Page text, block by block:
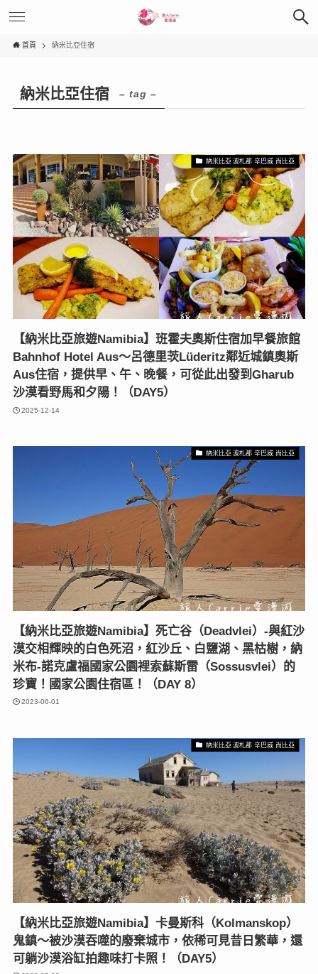
首頁 納米比亞住宿
納米比亞住宿 – tag –
納米比亞 波札那 辛巴威 尚比亞
【納米比亞旅遊Namibia】班霍夫奧斯住宿加早餐旅館
Bahnhof Hotel Aus～呂德里茨Lüderitz鄰近城鎮奧斯
Aus住宿，提供早、午、晚餐，可從此出發到Gharub
沙漠看野馬和夕陽！（DAY5）
2025-12-14
納米比亞 波札那 辛巴威 尚比亞
【納米比亞旅遊Namibia】死亡谷（Deadvlei）-與紅沙
漠交相輝映的白色死沼，紅沙丘、白鹽湖、黑枯樹，納
米布-諾克盧福國家公園裡索蘇斯雷（Sossusvlei）的
珍寶！國家公園住宿區！（DAY 8）
2023-06-01
納米比亞 波札那 辛巴威 尚比亞
【納米比亞旅遊Namibia】卡曼斯科（Kolmanskop）
鬼鎮〜被沙漠吞噬的廢棄城市，依稀可見昔日繁華，還
可躺沙漠浴缸拍趣味打卡照！（DAY5）